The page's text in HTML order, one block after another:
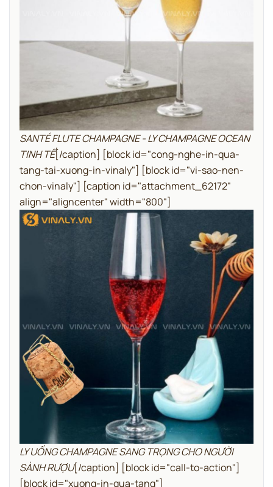
SANTÉ FLUTE CHAMPAGNE - LY CHAMPAGNE OCEAN
TINH TẾ[/caption] [block id="cong-nghe-in-qua-
tang-tai-xuong-in-vinaly"] [block id="vi-sao-nen-
chon-vinaly"] [caption id="attachment_62172"
align="aligncenter" width="800"]
LY UỐNG CHAMPAGNE SANG TRỌNG CHO NGƯỜI
SÀNH RƯỢU[/caption] [block id="call-to-action"]
[block id="xuong-in-qua-tang"]